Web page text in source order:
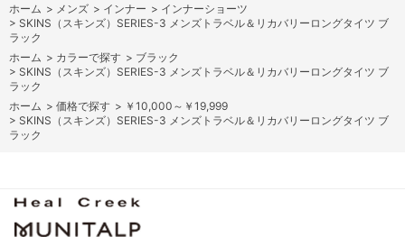
ホーム > メンズ > インナー > インナーショーツ
> SKINS（スキンズ）SERIES-3 メンズトラベル＆リカバリーロングタイツ ブ
ラック
ホーム > カラーで探す > ブラック
> SKINS（スキンズ）SERIES-3 メンズトラベル＆リカバリーロングタイツ ブ
ラック
ホーム > 価格で探す > ￥10,000～￥19,999
> SKINS（スキンズ）SERIES-3 メンズトラベル＆リカバリーロングタイツ ブ
ラック